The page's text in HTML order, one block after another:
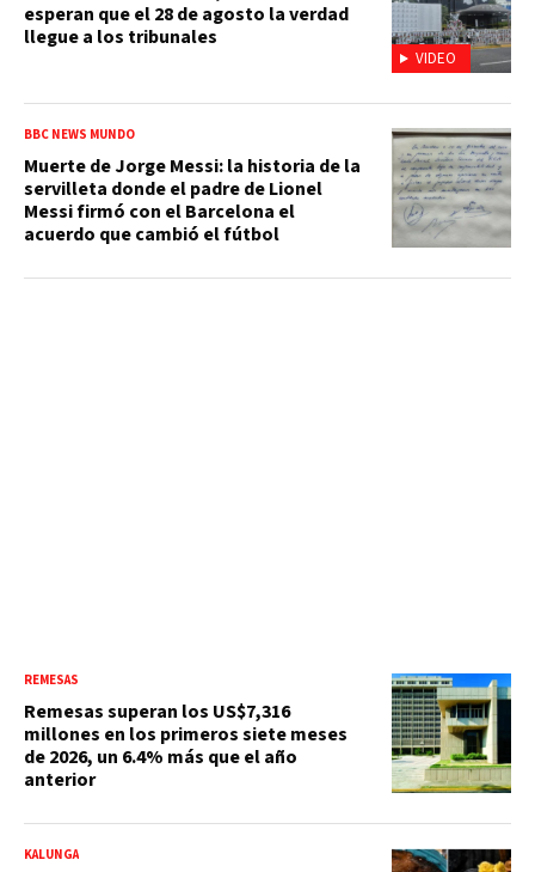
VIDEO
esperan que el 28 de agosto la verdad
llegue a los tribunales
BBC NEWS MUNDO
Muerte de Jorge Messi: la historia de la
servilleta donde el padre de Lionel
Messi firmó con el Barcelona el
acuerdo que cambió el fútbol
REMESAS
Remesas superan los US$7,316
millones en los primeros siete meses
de 2026, un 6.4% más que el año
anterior
KALUNGA